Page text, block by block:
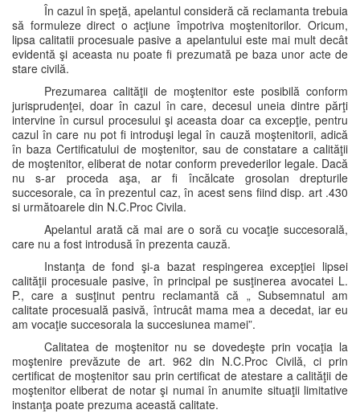
În cazul în speţă, apelantul consideră că reclamanta trebuia
să formuleze direct o acţiune împotriva moştenitorilor. Oricum,
lipsa calitatii procesuale pasive a apelantului este mai mult decât
evidentă şi aceasta nu poate fi prezumată pe baza unor acte de
stare civilă.
Prezumarea calităţii de moştenitor este posibilă conform
jurisprudenţei, doar în cazul în care, decesul uneia dintre părţi
intervine în cursul procesului şi aceasta doar ca excepţie, pentru
cazul în care nu pot fi introduşi legal în cauză moştenitorii, adică
în baza Certificatului de moştenitor, sau de constatare a calităţii
de moştenitor, eliberat de notar conform prevederilor legale. Dacă
nu s-ar proceda aşa, ar fi încălcate grosolan drepturile
succesorale, ca în prezentul caz, în acest sens fiind disp. art .430
si următoarele din N.C.Proc Civila.
Apelantul arată că mai are o soră cu vocaţie succesorală,
care nu a fost introdusă în prezenta cauză.
Instanţa de fond şi-a bazat respingerea excepţiei lipsei
calităţii procesuale pasive, în principal pe susţinerea avocatei L.
P., care a susţinut pentru reclamantă că „ Subsemnatul am
calitate procesuală pasivă, întrucât mama mea a decedat, iar eu
am vocaţie succesorala la succesiunea mamei”.
Calitatea de moştenitor nu se dovedeşte prin vocaţia la
moştenire prevăzute de art. 962 din N.C.Proc Civilă, ci prin
certificat de moştenitor sau prin certificat de atestare a calităţii de
moştenitor eliberat de notar şi numai în anumite situaţii limitative
instanţa poate prezuma această calitate.